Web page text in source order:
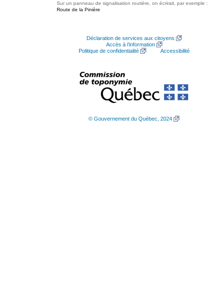
Sur un panneau de signalisation routière, on écrirait, par exemple :
Route de la Pinière
Déclaration de services aux citoyens
Accès à l’information
Politique de confidentialité
Accessibilité
© Gouvernement du Québec, 2024